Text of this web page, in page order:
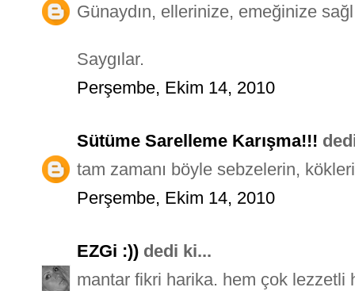
Günaydın, ellerinize, emeğinize
Saygılar.
Perşembe, Ekim 14, 2010
Sütüme Sarelleme Karışma!!!
tam zamanı böyle sebzelerin,
Perşembe, Ekim 14, 2010
EZGi :)) dedi ki...
mantar fikri harika. hem çok lezzetli